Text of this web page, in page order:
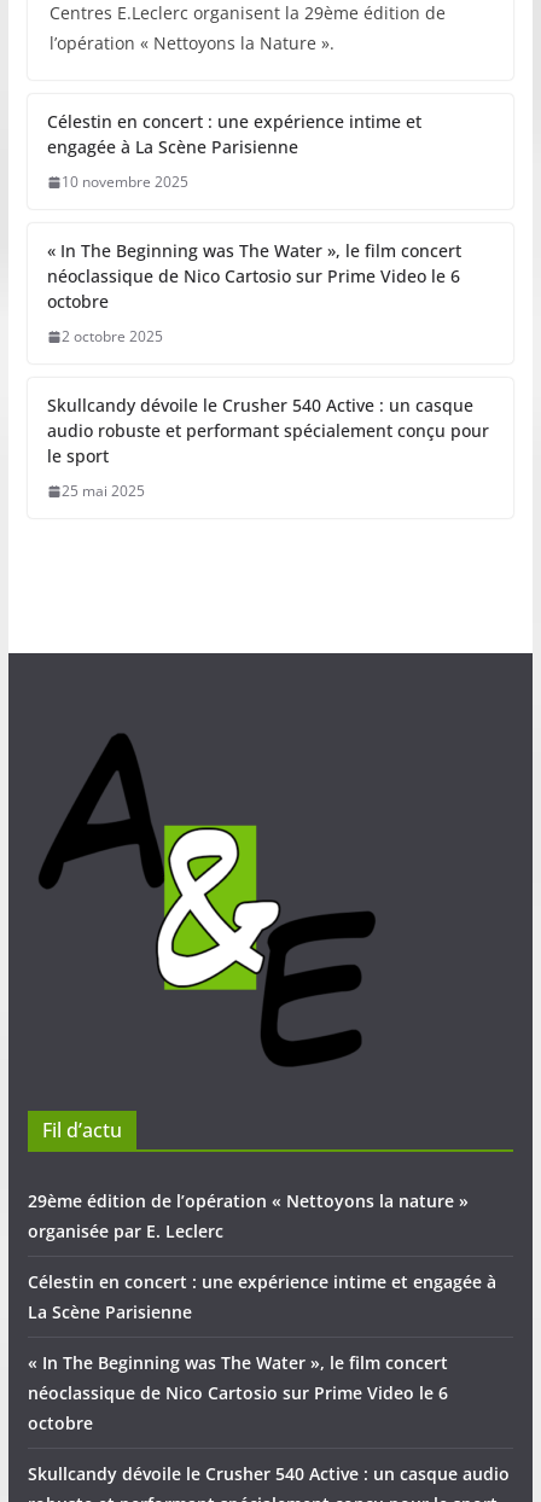
Centres E.Leclerc organisent la 29ème édition de
l’opération « Nettoyons la Nature ».
Célestin en concert : une expérience intime et
engagée à La Scène Parisienne
10 novembre 2025
« In The Beginning was The Water », le film concert
néoclassique de Nico Cartosio sur Prime Video le 6
octobre
2 octobre 2025
Skullcandy dévoile le Crusher 540 Active : un casque
audio robuste et performant spécialement conçu pour
le sport
25 mai 2025
Fil d’actu
29ème édition de l’opération « Nettoyons la nature »
organisée par E. Leclerc
Célestin en concert : une expérience intime et engagée à
La Scène Parisienne
« In The Beginning was The Water », le film concert
néoclassique de Nico Cartosio sur Prime Video le 6
octobre
Skullcandy dévoile le Crusher 540 Active : un casque audio